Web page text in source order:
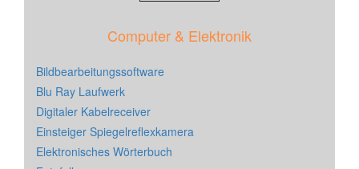
Computer & Elektronik
Bildbearbeitungssoftware
Blu Ray Laufwerk
Digitaler Kabelreceiver
Einsteiger Spiegelreflexkamera
Elektronisches Wörterbuch